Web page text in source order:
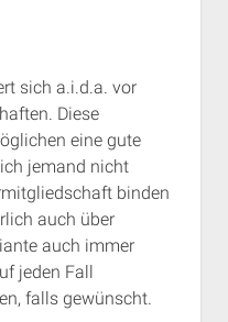
sich a.i.d.a. vor
Diese
eine gute
jemand nicht
binden
auch über
auch immer
jeden Fall
falls gewünscht.